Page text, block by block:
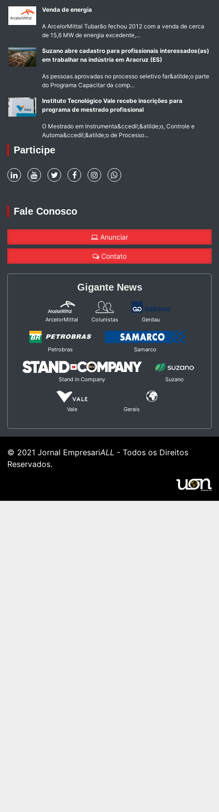
Venda de energia
A ArcelorMittal Tubarão fechou 2012 com a venda de cerca
de 15,6 MW de energia excedente,...
Suzano abre cadastro para profissionais interessados(as)
em trabalhar na indústria em Aracruz (ES)
As pessoas aprovadas no processo seletivo far&atilde;o parte
do Programa Capacitar da comp...
Instituto Tecnológico Vale recebe inscrições para
programa de mestrado profissional
O Mestrado em Instrumenta&ccedil;&atilde;o, Controle e
Automa&ccedil;&atilde;o de Processo...
Participe
Fale Conosco
Anunciar
Contato
Gigante News
ArcelorMittal Colunistas Gerdau
Petrobras Samarco
Stand in Company Suzano
Vale Gerais
© 2021 Jornal EmpresariALL - Todos os Direitos
Reservados.